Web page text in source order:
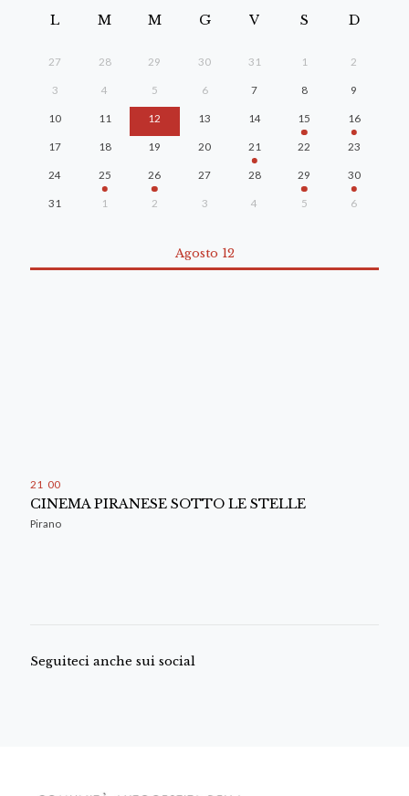
L M M G V S D
27 28 29 30 31 1 2
3 4 5 6 7 8 9
10 11 12 13 14 15 16
17 18 19 20 21 22 23
24 25 26 27 28 29 30
31 1 2 3 4 5 6
Agosto 12
21 00
CINEMA PIRANESE SOTTO LE STELLE
Pirano
Seguiteci anche sui social